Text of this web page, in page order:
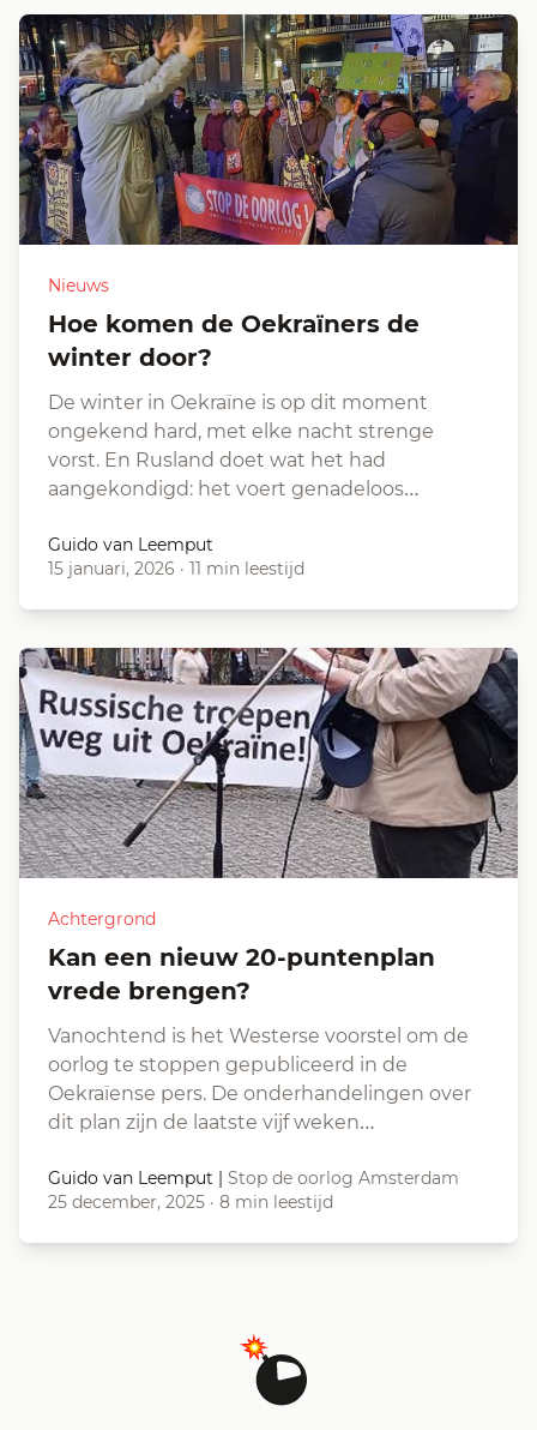
Nieuws
Hoe komen de Oekraïners de
winter door?
De winter in Oekraïne is op dit moment
ongekend hard, met elke nacht strenge
vorst. En Rusland doet wat het had
aangekondigd: het voert genadeloos…
Guido van Leemput
15 januari, 2026 · 11 min leestijd
Achtergrond
Kan een nieuw 20-puntenplan
vrede brengen?
Vanochtend is het Westerse voorstel om de
oorlog te stoppen gepubliceerd in de
Oekraïense pers. De onderhandelingen over
dit plan zijn de laatste vijf weken…
Guido van Leemput | Stop de oorlog Amsterdam
25 december, 2025 · 8 min leestijd